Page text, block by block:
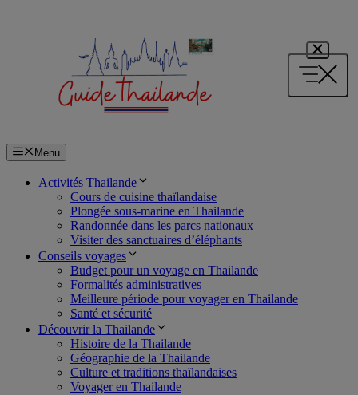
Menu
Activités Thailande
Cours de cuisine thaïlandaise
Plongée sous-marine en Thailande
Randonnée dans les parcs nationaux
Visiter des sanctuaires d’éléphants
Conseils voyages
Budget pour un voyage en Thailande
Formalités administratives
Meilleure période pour voyager en Thailande
Santé et sécurité
Découvrir la Thailande
Histoire de la Thailande
Géographie de la Thailande
Culture et traditions thaïlandaises
Voyager en Thailande